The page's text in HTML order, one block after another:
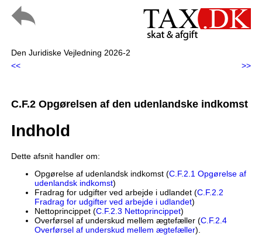
Den Juridiske Vejledning 2026-2
<<
>>
C.F.2 Opgørelsen af den udenlandske indkomst
Indhold
Dette afsnit handler om:
Opgørelse af udenlandsk indkomst (C.F.2.1 Opgørelse af
udenlandsk indkomst)
Fradrag for udgifter ved arbejde i udlandet (C.F.2.2
Fradrag for udgifter ved arbejde i udlandet)
Nettoprincippet (C.F.2.3 Nettoprincippet)
Overførsel af underskud mellem ægtefæller (C.F.2.4
Overførsel af underskud mellem ægtefæller).